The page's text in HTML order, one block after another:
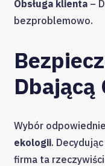
Obsługa klienta –
bezproblemowo.
Dbającą
Wybór
ekologii.
firma ta